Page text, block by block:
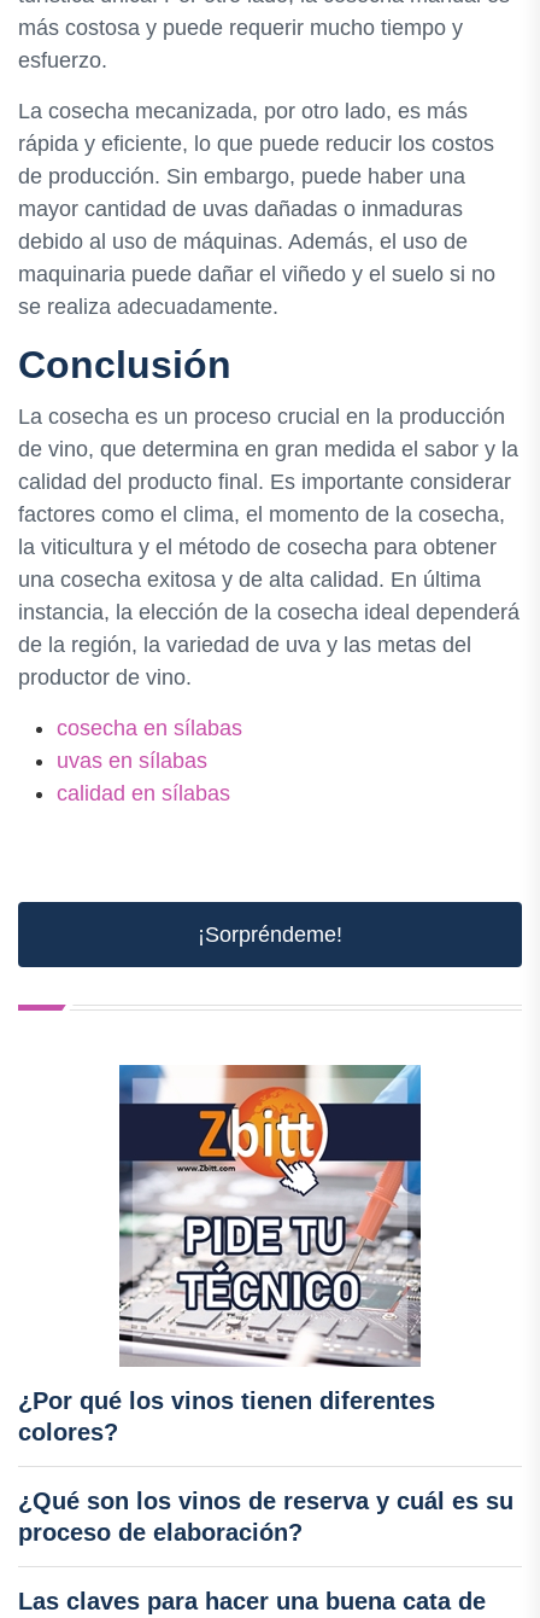
más costosa y puede requerir mucho tiempo y
esfuerzo.
La cosecha mecanizada, por otro lado, es más
rápida y eficiente, lo que puede reducir los costos
de producción. Sin embargo, puede haber una
mayor cantidad de uvas dañadas o inmaduras
debido al uso de máquinas. Además, el uso de
maquinaria puede dañar el viñedo y el suelo si no
se realiza adecuadamente.
Conclusión
La cosecha es un proceso crucial en la producción
de vino, que determina en gran medida el sabor y la
calidad del producto final. Es importante considerar
factores como el clima, el momento de la cosecha,
la viticultura y el método de cosecha para obtener
una cosecha exitosa y de alta calidad. En última
instancia, la elección de la cosecha ideal dependerá
de la región, la variedad de uva y las metas del
productor de vino.
cosecha en sílabas
uvas en sílabas
calidad en sílabas
¡Sorpréndeme!
¿Por qué los vinos tienen diferentes
colores?
¿Qué son los vinos de reserva y cuál es su
proceso de elaboración?
Las claves para hacer una buena cata de